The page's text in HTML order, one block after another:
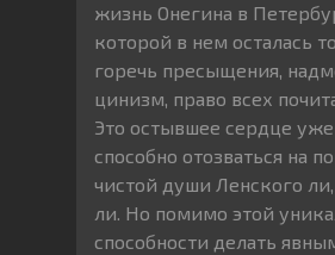
жизнь Онегина в
которой в нем осталась
горечь пресыщения,
цинизм, право всех
Это остывшее сердце
способно отозваться на
чистой души Ленского
ли. Но помимо этой
способности делать